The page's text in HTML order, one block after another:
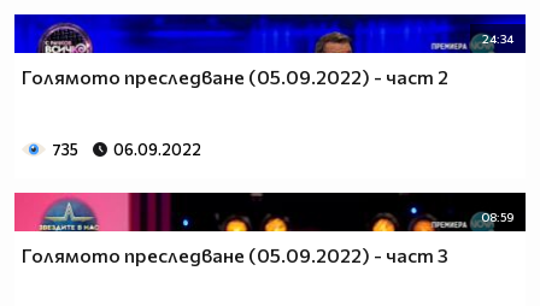
24:34
Голямото преследване (05.09.2022) - част 2
735 06.09.2022
08:59
Голямото преследване (05.09.2022) - част 3